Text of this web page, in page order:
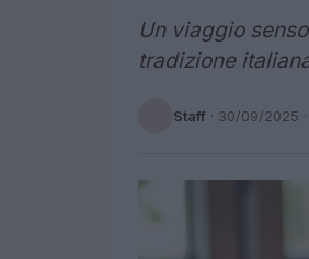
Un viaggio
tradizione
Staff · 30/09/2025